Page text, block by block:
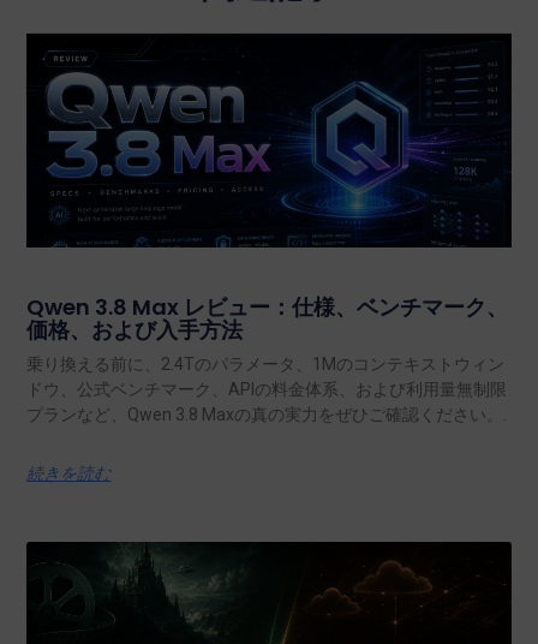
Qwen 3.8 Max レビュー：仕様、ベンチマーク、
価格、および入手方法
乗り換える前に、2.4Tのパラメータ、1Mのコンテキストウィン
ドウ、公式ベンチマーク、APIの料金体系、および利用量無制限
プランなど、Qwen 3.8 Maxの真の実力をぜひご確認ください。.
続きを読む